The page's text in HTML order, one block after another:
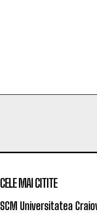
CELE MAI CITITE
SCM Universitatea